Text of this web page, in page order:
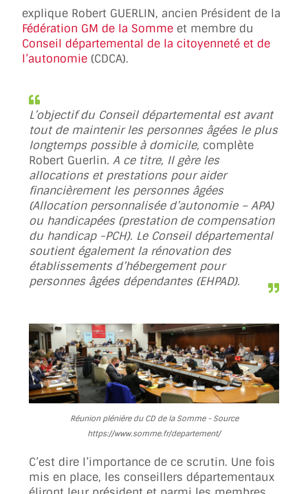
explique Robert GUERLIN, ancien Président de la
Fédération GM de la Somme et membre du
Conseil départemental de la citoyenneté et de
l’autonomie (CDCA).
L’objectif du Conseil départemental est avant
tout de maintenir les personnes âgées le plus
longtemps possible à domicile, complète
Robert Guerlin. A ce titre, Il gère les
allocations et prestations pour aider
financièrement les personnes âgées
(Allocation personnalisée d’autonomie – APA)
ou handicapées (prestation de compensation
du handicap -PCH). Le Conseil départemental
soutient également la rénovation des
établissements d’hébergement pour
personnes âgées dépendantes (EHPAD).
Réunion plénière du CD de la Somme - Source
https://www.somme.fr/departement/
C’est dire l’importance de ce scrutin. Une fois
mis en place, les conseillers départementaux